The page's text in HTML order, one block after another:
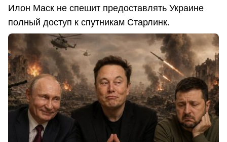
Илон Маск не спешит предоставлять Украине
полный доступ к спутникам Старлинк.